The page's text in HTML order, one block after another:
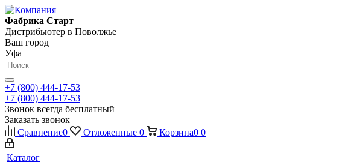
Фабрика Старт
Дистрибьютер в Поволжье
Ваш город
Уфа
+7 (800) 444-17-53
+7 (800) 444-17-53
Звонок всегда бесплатный
Заказать звонок
Сравнение0 Отложенные 0 Корзина0 0
Каталог